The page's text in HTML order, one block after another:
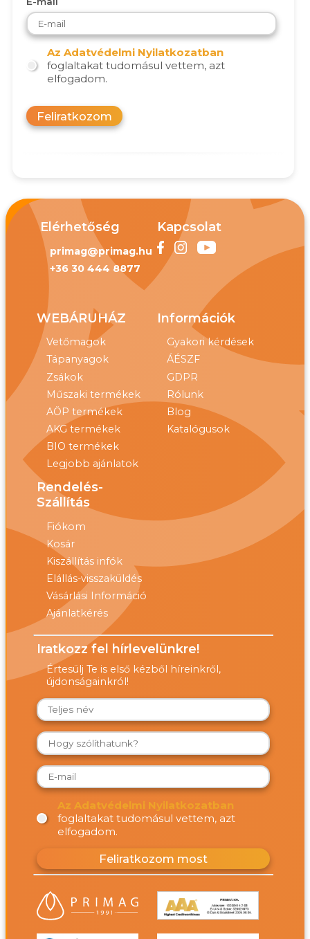
Az Adatvédelmi Nyilatkozatban
foglaltakat tudomásul vettem, azt
elfogadom.
Feliratkozom
Elérhetőség
primag@primag.hu
+36 30 444 8877
Kapcsolat
WEBÁRUHÁZ
Vetőmagok
Tápanyagok
Zsákok
Műszaki termékek
AÖP termékek
AKG termékek
BIO termékek
Legjobb ajánlatok
Információk
Gyakori kérdések
ÁÉSZF
GDPR
Rólunk
Blog
Katalógusok
Rendelés-
Szállítás
Fiókom
Kosár
Kiszállítás infók
Elállás-visszaküldés
Vásárlási Információ
Ajánlatkérés
Iratkozz fel hírlevelünkre!
Értesülj Te is első kézből híreinkről,
újdonságainkról!
Az Adatvédelmi Nyilatkozatban
foglaltakat tudomásul vettem, azt
elfogadom.
Feliratkozom most